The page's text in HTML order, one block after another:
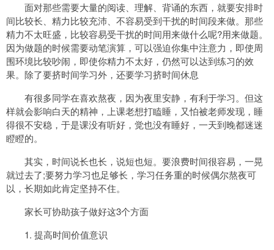
面对那些需要大量的阅读、理解、背诵的东西，就要安排时
间比较长、精力比较充沛、不容易受到干扰的时间段来做。那些
精力不太旺盛，比较容易受干扰的时间用来做什么呢?用来做题。
因为做题的时候需要动笔演算，可以强迫你集中注意力，即使周
围环境比较吵闹，即使你精力不太好，仍然可以达到练习的效
果。除了要挤时间学习外，还要学习挤时间休息
有很多同学在喜欢熬夜，因为夜里安静，有利于学习。但这
样就会影响白天的精神，上课老想打瞌睡，又怕被老师发现，睡
得很不安稳，于是课没有听好，觉也没有睡好，一天到晚都迷迷
瞪瞪的。
其实，时间说长也长，说短也短。要浪费时间很容易，一晃
就过去了;要努力学习也足够长，学习任务重的时候偶尔熬夜可
以，长期如此肯定坚持不住。
家长可协助孩子做好这3个方面
1. 提高时间价值意识